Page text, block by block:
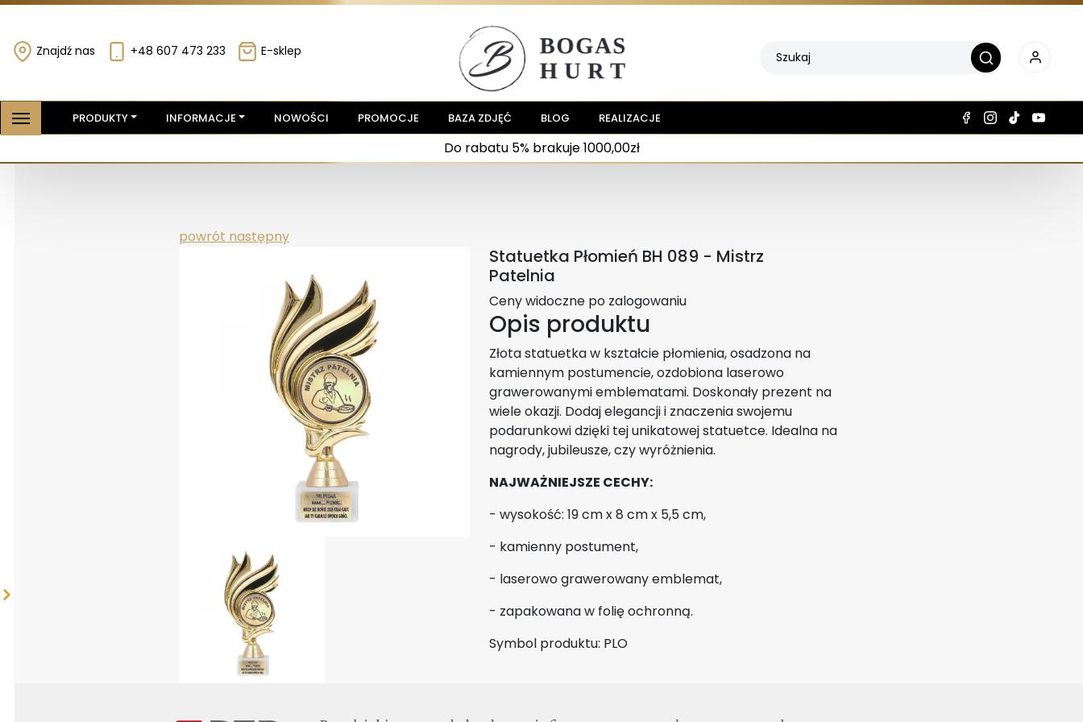
Znajdź nas +48 607 473 233 E-sklep
PRODUKTY INFORMACJE NOWOŚCI PROMOCJE BAZA ZDJĘĆ BLOG REALIZACJE
Do rabatu 5% brakuje 1000,00zł
powrót następny
Statuetka Płomień BH 089 - Mistrz
Patelnia
Ceny widoczne po zalogowaniu
Opis produktu
Złota statuetka w kształcie płomienia, osadzona na
kamiennym postumencie, ozdobiona laserowo
grawerowanymi emblematami. Doskonały prezent na
wiele okazji. Dodaj elegancji i znaczenia swojemu
podarunkowi dzięki tej unikatowej statuetce. Idealna na
nagrody, jubileusze, czy wyróżnienia.
NAJWAŻNIEJSZE CECHY:
- wysokość: 19 cm x 8 cm x 5,5 cm,
- kamienny postument,
- laserowo grawerowany emblemat,
- zapakowana w folię ochronną.
Symbol produktu: PLO